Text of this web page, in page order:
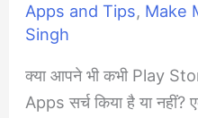
Apps and Tips, Make
Singh
क्या आपने भी कभी Play
Apps सर्च किया है या